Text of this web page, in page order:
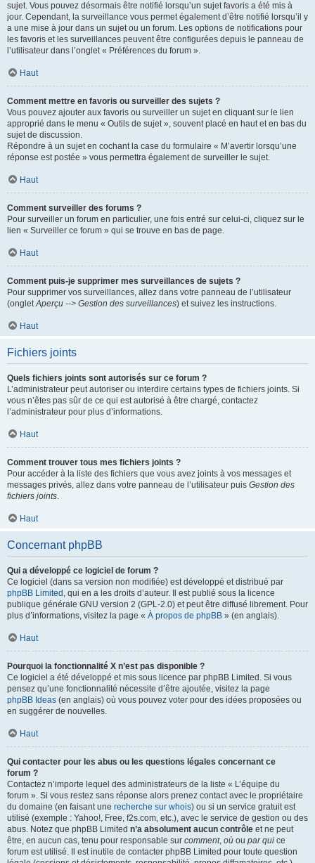
sujet. Vous pouvez désormais être notifié lorsqu’un sujet favoris a été mis à
jour. Cependant, la surveillance vous permet également d’être notifié lorsqu’il y
a une mise à jour dans un sujet ou un forum. Les options de notifications pour
les favoris et les surveillances peuvent être configurées depuis le panneau de
l’utilisateur dans l’onglet « Préférences du forum ».
Haut
Comment mettre en favoris ou surveiller des sujets ?
Vous pouvez ajouter aux favoris ou surveiller un sujet en cliquant sur le lien
approprié dans le menu « Outils de sujet », souvent placé en haut et en bas du
sujet de discussion.
Répondre à un sujet en cochant la case du formulaire « M’avertir lorsqu’une
réponse est postée » vous permettra également de surveiller le sujet.
Haut
Comment surveiller des forums ?
Pour surveiller un forum en particulier, une fois entré sur celui-ci, cliquez sur le
lien « Surveiller ce forum » qui se trouve en bas de page.
Haut
Comment puis-je supprimer mes surveillances de sujets ?
Pour supprimer vos surveillances, allez dans votre panneau de l’utilisateur
(ongletAperçu --> Gestion des surveillances) et suivez les instructions.
Haut
Fichiers joints
Quels fichiers joints sont autorisés sur ce forum ?
L’administrateur peut autoriser ou interdire certains types de fichiers joints. Si
vous n’êtes pas sûr de ce qui est autorisé à être chargé, contactez
l’administrateur pour plus d’informations.
Haut
Comment trouver tous mes fichiers joints ?
Pour accéder à la liste des fichiers que vous avez joints à vos messages et
messages privés, allez dans votre panneau de l’utilisateur puis Gestion des
fichiers joints.
Haut
Concernant phpBB
Qui a développé ce logiciel de forum ?
Ce logiciel (dans sa version non modifiée) est développé et distribué par
phpBB Limited , qui en a les droits d’auteur. Il est publié sous la licence
publique générale GNU version 2 (GPL-2.0) et peut être diffusé librement. Pour
plus d’informations, visitez la page « À propos de phpBB » (en anglais).
Haut
Pourquoi la fonctionnalité X n’est pas disponible ?
Ce logiciel a été développé et mis sous licence par phpBB Limited. Si vous
pensez qu’une fonctionnalité nécessite d’être ajoutée, visitez la page
phpBB Ideas (en anglais) où vous pouvez voter pour des idées proposées ou
en suggérer de nouvelles.
Haut
Qui contacter pour les abus ou les questions légales concernant ce
forum ?
Contactez n’importe lequel des administrateurs de la liste « L’équipe du
forum ». Si vous restez sans réponse alors prenez contact avec le propriétaire
du domaine (en faisant une recherche sur whois) ou si un service gratuit est
utilisé (exemple : Yahoo!, Free, f2s.com, etc.), avec le service de gestion ou des
abus. Notez que phpBB Limited n’a absolument aucun contrôle et ne peut
être, en aucun cas, tenu pour responsable sur comment, où ou par qui ce
forum est utilisé. Il est inutile de contacter phpBB Limited pour toute question